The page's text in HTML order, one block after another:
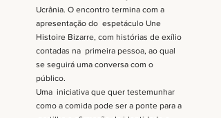
Ucrânia. O encontro termina com a
apresentação do  espetáculo Une
Histoire Bizarre, com histórias de exílio
contadas na  primeira pessoa, ao qual
se seguirá uma conversa com o
público.
Uma  iniciativa que quer testemunhar
como a comida pode ser a ponte para a